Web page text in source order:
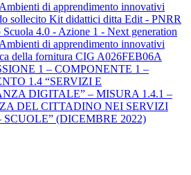
di apprendimento innovativi
sollecito Kit didattici ditta Edit - PNRR
Scuola 4.0 - Azione 1 - Next generation
di apprendimento innovativi
della fornitura CIG A026FEB06A
1 – COMPONENTE 1 –
1.4 “SERVIZI E
DIGITALE” – MISURA 1.4.1 –
DEL CITTADINO NEI SERVIZI
(DICEMBRE 2022)